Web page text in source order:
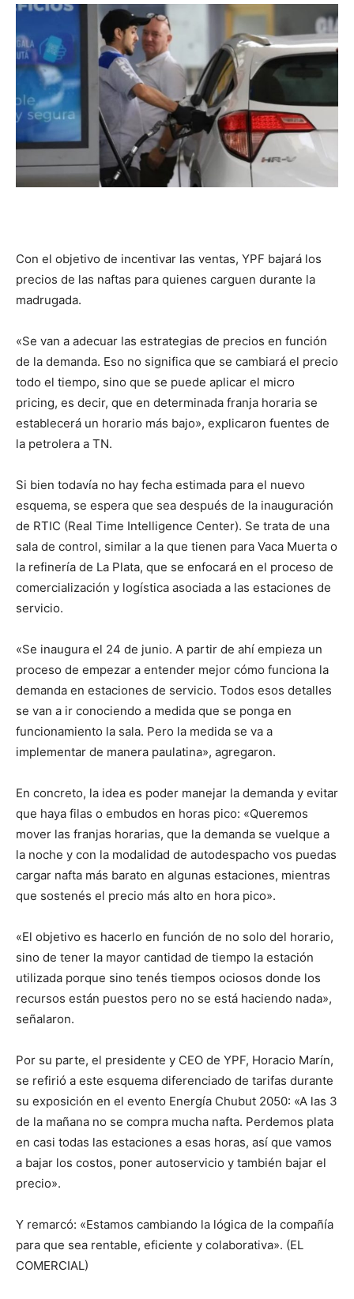
::
La
es
lo
que
se
ve…
Con el objetivo de incentivar las ventas, YPF bajará los
precios de las naftas para quienes carguen durante la
madrugada.
«Se van a adecuar las estrategias de precios en función
de la demanda. Eso no significa que se cambiará el precio
todo el tiempo, sino que se puede aplicar el micro
pricing, es decir, que en determinada franja horaria se
establecerá un horario más bajo», explicaron fuentes de
la petrolera a TN.
Si bien todavía no hay fecha estimada para el nuevo
esquema, se espera que sea después de la inauguración
de RTIC (Real Time Intelligence Center). Se trata de una
sala de control, similar a la que tienen para Vaca Muerta o
la refinería de La Plata, que se enfocará en el proceso de
comercialización y logística asociada a las estaciones de
servicio.
«Se inaugura el 24 de junio. A partir de ahí empieza un
proceso de empezar a entender mejor cómo funciona la
demanda en estaciones de servicio. Todos esos detalles
se van a ir conociendo a medida que se ponga en
funcionamiento la sala. Pero la medida se va a
implementar de manera paulatina», agregaron.
En concreto, la idea es poder manejar la demanda y evitar
que haya filas o embudos en horas pico: «Queremos
mover las franjas horarias, que la demanda se vuelque a
la noche y con la modalidad de autodespacho vos puedas
cargar nafta más barato en algunas estaciones, mientras
que sostenés el precio más alto en hora pico».
«El objetivo es hacerlo en función de no solo del horario,
sino de tener la mayor cantidad de tiempo la estación
utilizada porque sino tenés tiempos ociosos donde los
recursos están puestos pero no se está haciendo nada»,
señalaron.
Por su parte, el presidente y CEO de YPF, Horacio Marín,
se refirió a este esquema diferenciado de tarifas durante
su exposición en el evento Energía Chubut 2050: «A las 3
de la mañana no se compra mucha nafta. Perdemos plata
en casi todas las estaciones a esas horas, así que vamos
a bajar los costos, poner autoservicio y también bajar el
precio».
Y remarcó: «Estamos cambiando la lógica de la compañía
para que sea rentable, eficiente y colaborativa». (EL
COMERCIAL)